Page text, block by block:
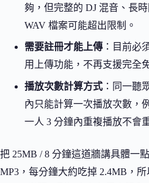
夠，但完整的 DJ 混音、長
WAV 檔案可能超出限制。
需要註冊才能上傳 ：目前必
用上傳功能，不再支援完全
播放次數計算方式 ：同一聽
內只能計算一次播放次數，
一人 3 分鐘內重複播放不會
把 25MB / 8 分鐘這道牆講具體一
MP3，每分鐘大約吃掉 2.4MB，